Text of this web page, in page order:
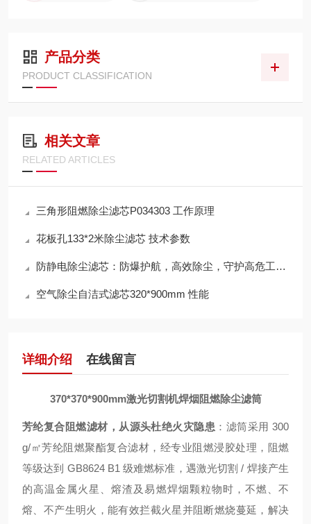
产品分类
PRODUCT CLASSIFICATION
相关文章
RELATED ARTICLES
三角形阻燃除尘滤芯P034303 工作原理
花板孔133*2米除尘滤芯 技术参数
防静电除尘滤芯：防爆护航，高效除尘，守护高危工况安全
空气除尘自洁式滤芯320*900mm 性能
详细介绍 在线留言
370*370*900mm激光切割机焊烟阻燃除尘滤筒
芳纶复合阻燃滤材，从源头杜绝火灾隐患 ：滤筒采用 300
g/㎡芳纶阻燃聚酯复合滤材，经专业阻燃浸胶处理，阻燃
等级达到 GB8624 B1 级难燃标准，遇激光切割 / 焊接产生
的高温金属火星、熔渣及易燃焊烟颗粒物时，不燃、不
熔、不产生明火，能有效拦截火星并阻断燃烧蔓延，解决